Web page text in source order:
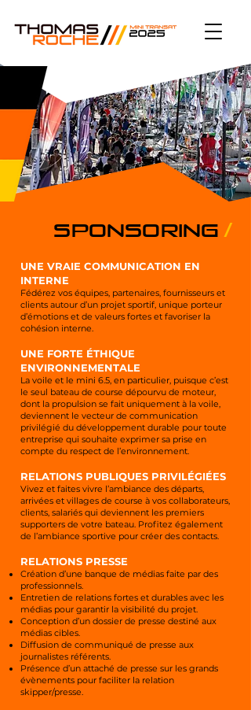
SPONSORING /
UNE VRAIE COMMUNICATION EN
INTERNE
Fédérez vos équipes, partenaires, fournisseurs et
clients autour d’un projet sportif, unique porteur
d’émotions et de valeurs fortes et favoriser la
cohésion interne.
UNE FORTE ÉTHIQUE
ENVIRONNEMENTALE
La voile et le mini 6.5, en particulier, puisque c’est
le seul bateau de course dépourvu de moteur,
dont la propulsion se fait uniquement à la voile,
deviennent le vecteur de communication
privilégié du développement durable pour toute
entreprise qui souhaite exprimer sa prise en
compte du respect de l’environnement.
RELATIONS PUBLIQUES PRIVILÉGIÉES
Vivez et faites vivre l’ambiance des départs,
arrivées et villages de course à vos collaborateurs,
clients, salariés qui deviennent les premiers
supporters de votre bateau. Profitez également
de l’ambiance sportive pour créer des contacts.
RELATIONS PRESSE
Création d’une banque de médias faite par des
professionnels.
Entretien de relations fortes et durables avec les
médias pour garantir la visibilité du projet.
Conception d’un dossier de presse destiné aux
médias cibles.
Diffusion de communiqué de presse aux
journalistes référents.
Présence d’un attaché de presse sur les grands
évènements pour faciliter la relation
skipper/presse.